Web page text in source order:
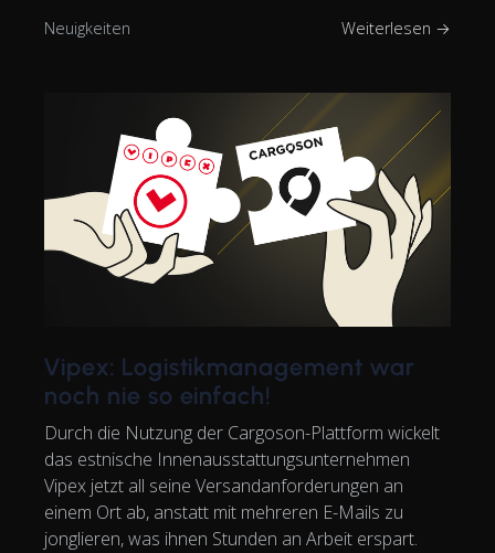
Neuigkeiten Weiterlesen →
Vipex: Logistikmanagement war
noch nie so einfach!
Durch die Nutzung der Cargoson-Plattform wickelt
das estnische Innenausstattungsunternehmen
Vipex jetzt all seine Versandanforderungen an
einem Ort ab, anstatt mit mehreren E-Mails zu
jonglieren, was ihnen Stunden an Arbeit erspart.